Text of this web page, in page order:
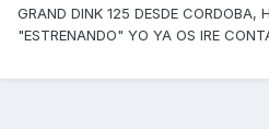
GRAND DINK 125 DESDE CORDOBA,
"ESTRENANDO" YO YA OS IRE